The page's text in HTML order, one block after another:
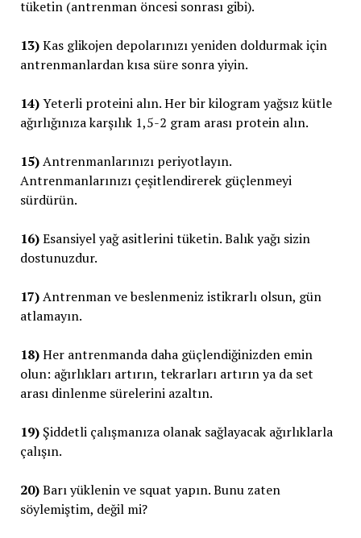
tüketin (antrenman öncesi sonrası gibi).
13)Kas glikojen depolarınızı yeniden doldurmak için
antrenmanlardan kısa süre sonra yiyin.
14)Yeterli proteini alın. Her bir kilogram yağsız kütle
ağırlığınıza karşılık 1,5-2 gram arası protein alın.
15)Antrenmanlarınızı periyotlayın.
Antrenmanlarınızı çeşitlendirerek güçlenmeyi
sürdürün.
16)Esansiyel yağ asitlerini tüketin. Balık yağı sizin
dostunuzdur.
17)Antrenman ve beslenmeniz istikrarlı olsun, gün
atlamayın.
18)Her antrenmanda daha güçlendiğinizden emin
olun: ağırlıkları artırın, tekrarları artırın ya da set
arası dinlenme sürelerini azaltın.
19)Şiddetli çalışmanıza olanak sağlayacak ağırlıklarla
çalışın.
20)Barı yüklenin ve squat yapın. Bunu zaten
söylemiştim, değil mi?